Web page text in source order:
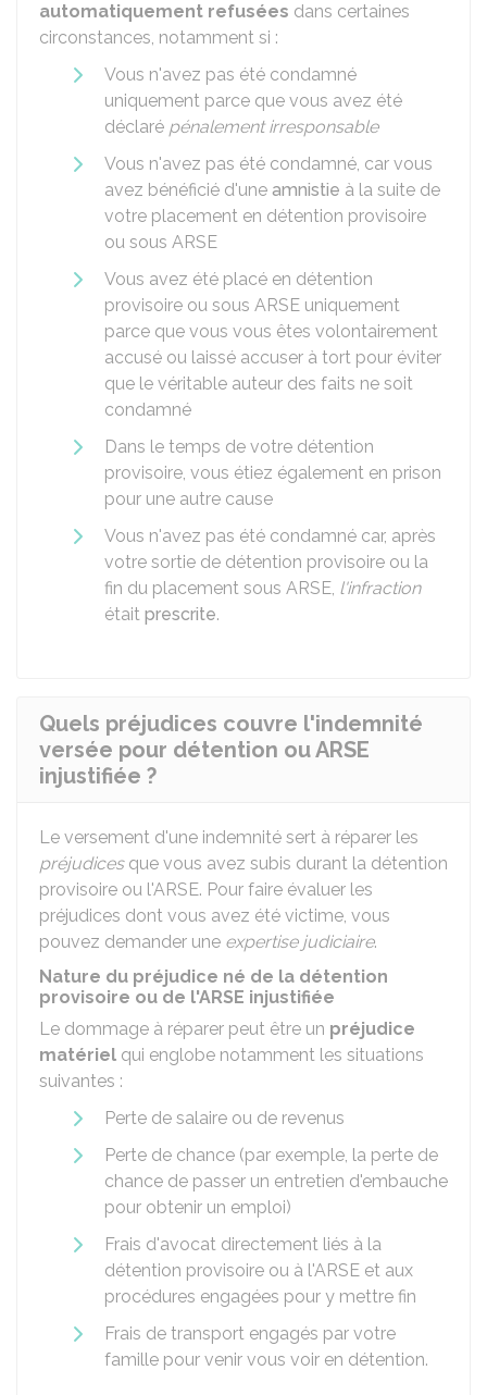
automatiquement refusées dans certaines
circonstances, notamment si :
Vous n'avez pas été condamné
uniquement parce que vous avez été
déclaré pénalement irresponsable
Vous n'avez pas été condamné, car vous
avez bénéficié d'une amnistie à la suite de
votre placement en détention provisoire
ou sous ARSE
Vous avez été placé en détention
provisoire ou sous ARSE uniquement
parce que vous vous êtes volontairement
accusé ou laissé accuser à tort pour éviter
que le véritable auteur des faits ne soit
condamné
Dans le temps de votre détention
provisoire, vous étiez également en prison
pour une autre cause
Vous n'avez pas été condamné car, après
votre sortie de détention provisoire ou la
fin du placement sous ARSE, l'infraction
était prescrite.
Quels préjudices couvre l'indemnité
versée pour détention ou ARSE
injustifiée ?
Le versement d'une indemnité sert à réparer les
préjudicesque vous avez subis durant la détention
provisoire ou l'ARSE. Pour faire évaluer les
préjudices dont vous avez été victime, vous
pouvez demander une expertise judiciaire.
Nature du préjudice né de la détention
provisoire ou de l'ARSE injustifiée
Le dommage à réparer peut être un préjudice
matériel qui englobe notamment les situations
suivantes :
Perte de salaire ou de revenus
Perte de chance (par exemple, la perte de
chance de passer un entretien d'embauche
pour obtenir un emploi)
Frais d'avocat directement liés à la
détention provisoire ou à l'ARSE et aux
procédures engagées pour y mettre fin
Frais de transport engagés par votre
famille pour venir vous voir en détention.